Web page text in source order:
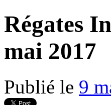
Régates
mai 2017
Publié le 9